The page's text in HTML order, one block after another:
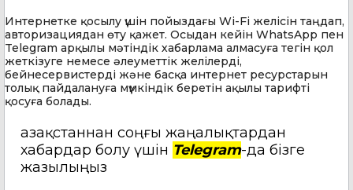
Интернетке қосылу үшін пойыздағы Wi-Fi желісін таңдап,
авторизациядан өту қажет. Осыдан кейін WhatsApp пен
Telegram арқылы мәтіндік хабарлама алмасуға тегін қол
жеткізуге немесе әлеуметтік желілерді,
бейнесервистерді және басқа интернет ресурстарын
толық пайдалануға мүмкіндік беретін ақылы тарифті
қосуға болады.
Қазақстаннан соңғы жаңалықтардан
хабардар болу үшін Telegram-да бізге
жазылыңыз